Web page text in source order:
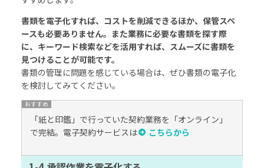
書類を電子化すれば、コストを削減できるほか、保管スペ
ースも必要ありません。また業務に必要な書類を探す際
に、キーワード検索などを活用すれば、スムーズに書類を
見つけることが可能です。
書類の管理に問題を感じている場合は、ぜひ書類の電子化
を検討してみてください。
「紙と印鑑」で行っていた契約業務を「オンライン」
で完結。電子契約サービスは
こちらから